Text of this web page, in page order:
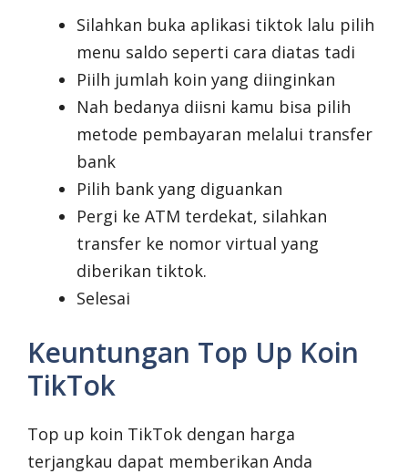
Silahkan buka aplikasi tiktok lalu pilih
menu saldo seperti cara diatas tadi
Piilh jumlah koin yang diinginkan
Nah bedanya diisni kamu bisa pilih
metode pembayaran melalui transfer
bank
Pilih bank yang diguankan
Pergi ke ATM terdekat, silahkan
transfer ke nomor virtual yang
diberikan tiktok.
Selesai
Keuntungan Top Up Koin
TikTok
Top up koin TikTok dengan harga
terjangkau dapat memberikan Anda